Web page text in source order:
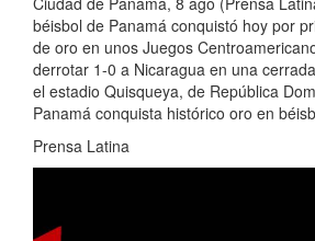
béisbol de Panamá conquistó hoy por
de oro en unos Juegos
derrotar 1-0 a Nicaragua en una
el estadio Quisqueya, de República
Panamá conquista histórico oro en
Prensa Latina